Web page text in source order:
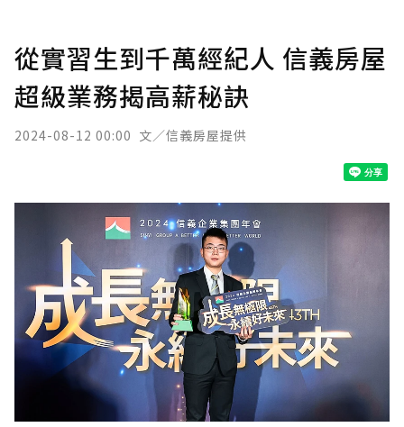
從實習生到千萬經紀人 信義房屋
超級業務揭高薪秘訣
2024-08-12 00:00 文／信義房屋提供